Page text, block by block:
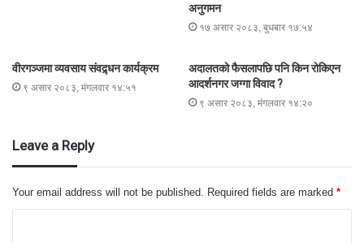
अनुगमन
१७ असार २०८३, बुधबार १७:५४
वीरगञ्जमा व्यवसाय संवद्र्धन कार्यक्रम
९ असार २०८३, मंगलवार १४:५१
अदालतको फैसलापछि पनि किन रोकिएन
आदर्शनगर जग्गा विवाद ?
९ असार २०८३, मंगलवार १४:२०
Leave a Reply
Your email address will not be published. Required fields are marked *